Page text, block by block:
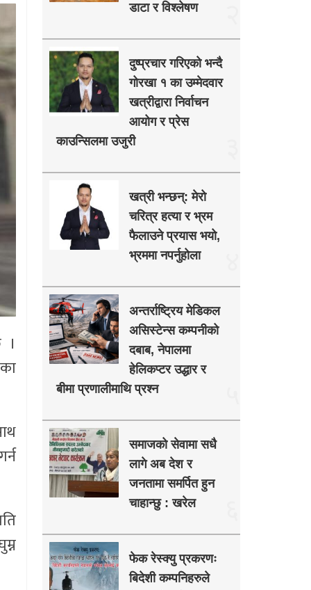
डाटा र विश्लेषण
दुष्प्रचार गरिएको भन्दै
गोरखा १ का उम्मेदवार
खत्रीद्वारा निर्वाचन
आयोग र प्रेस
काउन्सिलमा उजुरी
खत्री भन्छन्: मेरो
चरित्र हत्या र भ्रम
फैलाउने प्रयास भयो,
भ्रममा नपर्नुहोला
अन्तर्राष्ट्रिय मेडिकल
असिस्टेन्स कम्पनीको
दबाब, नेपालमा
हेलिकप्टर उद्धार र
बीमा प्रणालीमाथि प्रश्न
समाजको सेवामा सधै
लागे अब देश र
जनतामा समर्पित हुन
चाहान्छु : खरेल
फेक रेस्क्यु प्रकरणः
बिदेशी कम्पनिहरुले